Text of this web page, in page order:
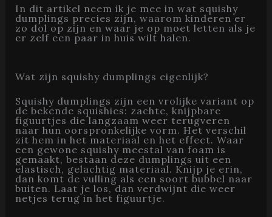
In dit artikel neem ik je mee in wat squishy
dumplings precies zijn, waarom kinderen er
zo dol op zijn en waar je op moet letten als je
er zelf een paar in huis wilt halen.
Wat zijn squishy dumplings eigenlijk?
Squishy dumplings zijn een vrolijke variant op
de bekende squishies: zachte, knijpbare
figuurtjes die langzaam weer terugveren
naar hun oorspronkelijke vorm. Het verschil
zit hem in het materiaal en het effect. Waar
een gewone squishy meestal van foam is
gemaakt, bestaan deze dumplings uit een
elastisch, gelachtig materiaal. Knijp je erin,
dan komt de vulling als een soort bubbel naar
buiten. Laat je los, dan verdwijnt die weer
netjes terug in het figuurtje.